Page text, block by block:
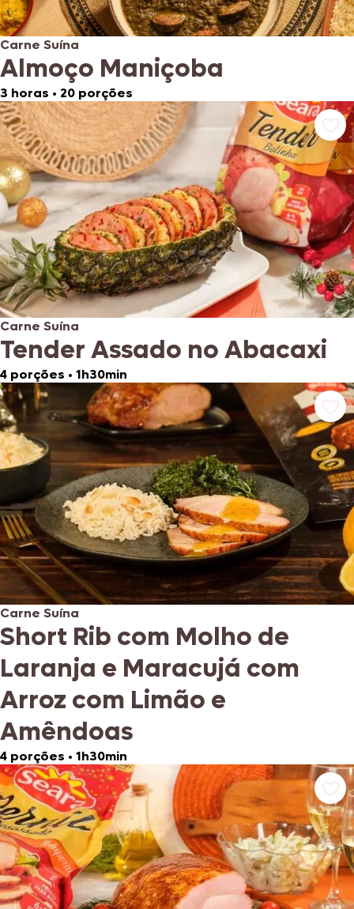
Carne Suína
Almoço Maniçoba
3 horas • 20 porções
Carne Suína
Tender Assado no Abacaxi
4 porções • 1h30min
Carne Suína
Short Rib com Molho de
Laranja e Maracujá com
Arroz com Limão e
Amêndoas
4 porções • 1h30min